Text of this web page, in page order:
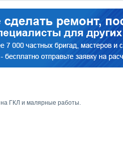
на ГКЛ и малярные работы.